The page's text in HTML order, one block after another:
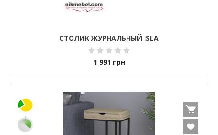
СТОЛИК ЖУРНАЛЬНЫЙ ISLA
1 991 грн